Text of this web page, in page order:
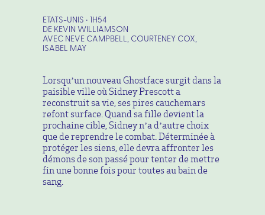
ETATS-UNIS • 1H54
DE KEVIN WILLIAMSON
AVEC NEVE CAMPBELL, COURTENEY COX,
ISABEL MAY
Lorsqu’un nouveau Ghostface surgit dans la
paisible ville où Sidney Prescott a
reconstruit sa vie, ses pires cauchemars
refont surface. Quand sa fille devient la
prochaine cible, Sidney n’a d’autre choix
que de reprendre le combat. Déterminée à
protéger les siens, elle devra affronter les
démons de son passé pour tenter de mettre
fin une bonne fois pour toutes au bain de
sang.